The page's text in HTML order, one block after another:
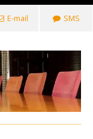
E-mail SMS